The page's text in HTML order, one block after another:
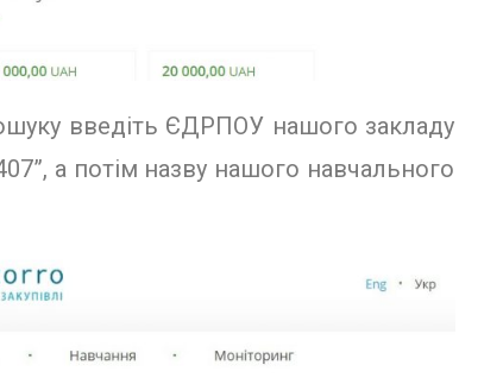
введіть ЄДРПОУ нашого закладу
а потім назву нашого навчального